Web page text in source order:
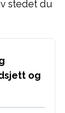
stedet du
og